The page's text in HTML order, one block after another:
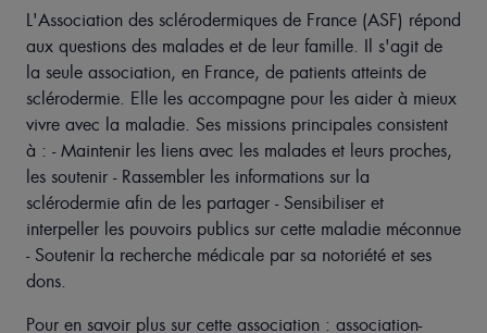
L'Association des sclérodermiques de France (ASF) répond
aux questions des malades et de leur famille. Il s'agit de
la seule association, en France, de patients atteints de
sclérodermie. Elle les accompagne pour les aider à mieux
vivre avec la maladie. Ses missions principales consistent
à : - Maintenir les liens avec les malades et leurs proches,
les soutenir - Rassembler les informations sur la
sclérodermie afin de les partager - Sensibiliser et
interpeller les pouvoirs publics sur cette maladie méconnue
- Soutenir la recherche médicale par sa notoriété et ses
dons.
Pour en savoir plus sur cette association : association-